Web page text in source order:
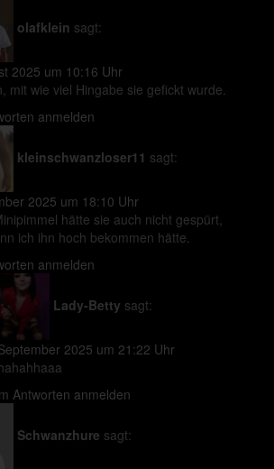
olafklein sagt:
2025 um 10:16 Uhr
mit wie viel Hingabe sie gefickt wurde.
anmelden
kleinschwanzloser11 sagt:
2025 um 18:10 Uhr
hätte sie auch nicht gespürt,
ich ihn hoch bekommen hätte.
anmelden
Lady-Betty sagt:
2025 um 21:22 Uhr
Antworten anmelden
Schwanzhure sagt: